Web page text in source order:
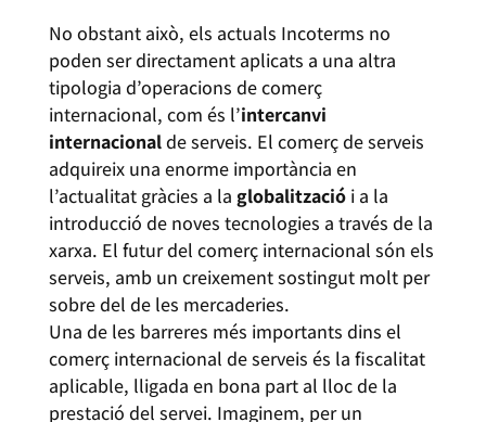
No obstant això, els actuals Incoterms no
poden ser directament aplicats a una altra
tipologia d’operacions de comerç
internacional, com és l’intercanvi
internacionalde serveis. El comerç de serveis
adquireix una enorme importància en
l’actualitat gràcies a la globalització i a la
introducció de noves tecnologies a través de la
xarxa. El futur del comerç internacional són els
serveis, amb un creixement sostingut molt per
sobre del de les mercaderies.
Una de les barreres més importants dins el
comerç internacional de serveis és la fiscalitat
aplicable, lligada en bona part al lloc de la
prestació del servei. Imaginem, per un